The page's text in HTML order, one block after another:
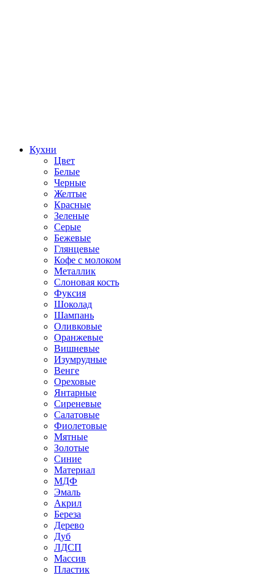
Кухни
Цвет
Белые
Черные
Желтые
Красные
Зеленые
Серые
Бежевые
Глянцевые
Кофе с молоком
Металлик
Слоновая кость
Фуксия
Шоколад
Шампань
Оливковые
Оранжевые
Вишневые
Изумрудные
Венге
Ореховые
Янтарные
Сиреневые
Салатовые
Фиолетовые
Мятные
Золотые
Синие
Материал
МДФ
Эмаль
Акрил
Береза
Дерево
Дуб
ЛДСП
Массив
Пластик